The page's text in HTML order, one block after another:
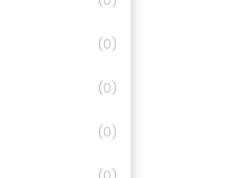
(0)
(0)
(0)